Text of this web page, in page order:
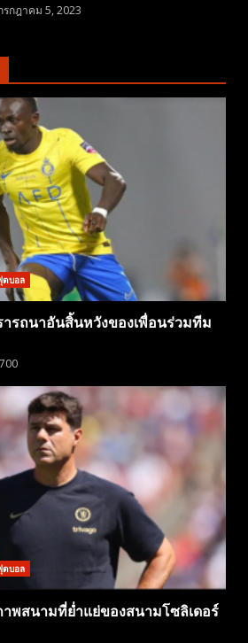
รกฎาคม 5, 2023
ตบอล
ารถนาอันสิ้นหวังของเพื่อนร่วมทีม
ตบอล
าพสนามที่ย่ำแย่ของสนามโซลิเดอร์